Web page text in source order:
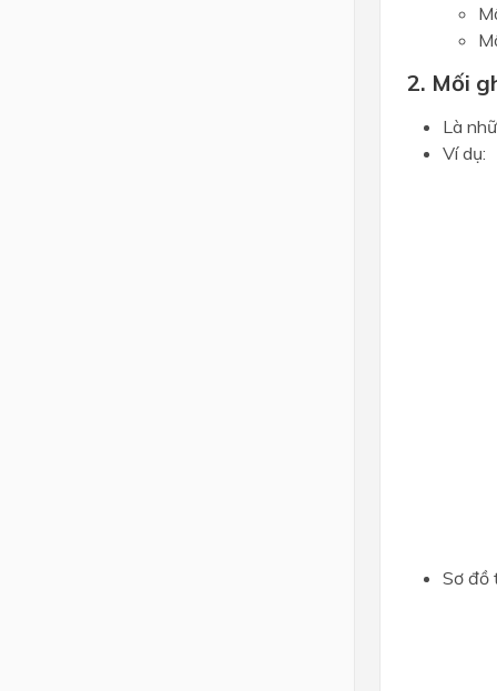
2. Mối
Là
Ví dụ:
Sơ đồ